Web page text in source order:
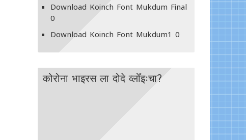
Download Koinch Font Mukdum Final
0
Download Koinch Font Mukdum1 0
कोरोना भाइरस ला दोदे व्लोँइःचा?